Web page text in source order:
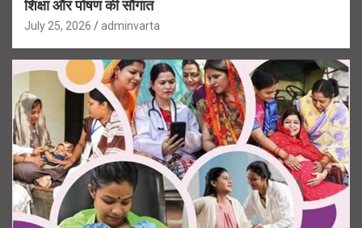
शिक्षा और पोषण की सौगात
July 25, 2026 adminvarta